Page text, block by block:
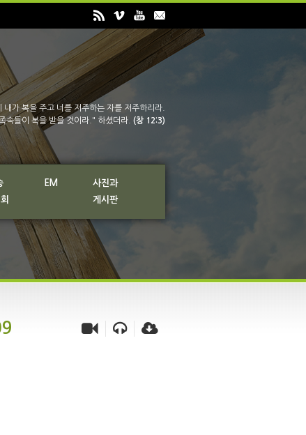
내가 복을 주고 너를 저주하는 자를 저주하리라.
속들이 복을 받을 것이라." 하셨더라. (창 12:3)
EM
사진과
게시판